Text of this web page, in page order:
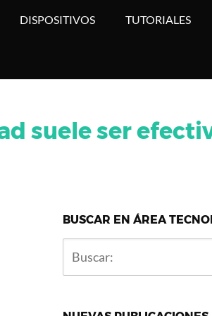
DISPOSITIVOS TUTORIALES
suele ser
BUSCAR EN ÁREA